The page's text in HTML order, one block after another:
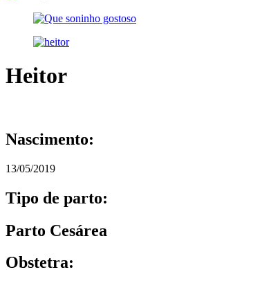
Heitor
Nascimento:
13/05/2019
Tipo de parto:
Parto Cesárea
Obstetra: